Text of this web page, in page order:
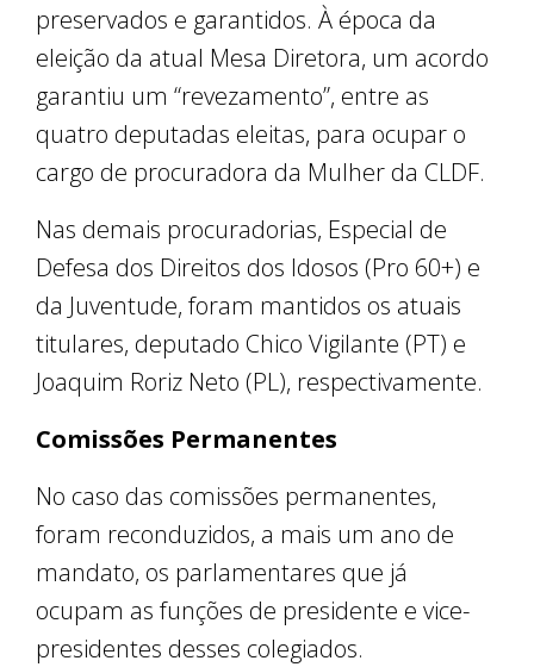
preservados e garantidos. À época da
eleição da atual Mesa Diretora, um acordo
garantiu um “revezamento”, entre as
quatro deputadas eleitas, para ocupar o
cargo de procuradora da Mulher da CLDF.
Nas demais procuradorias, Especial de
Defesa dos Direitos dos Idosos (Pro 60+) e
da Juventude, foram mantidos os atuais
titulares, deputado Chico Vigilante (PT) e
Joaquim Roriz Neto (PL), respectivamente.
Comissões Permanentes
No caso das comissões permanentes,
foram reconduzidos, a mais um ano de
mandato, os parlamentares que já
ocupam as funções de presidente e vice-
presidentes desses colegiados.